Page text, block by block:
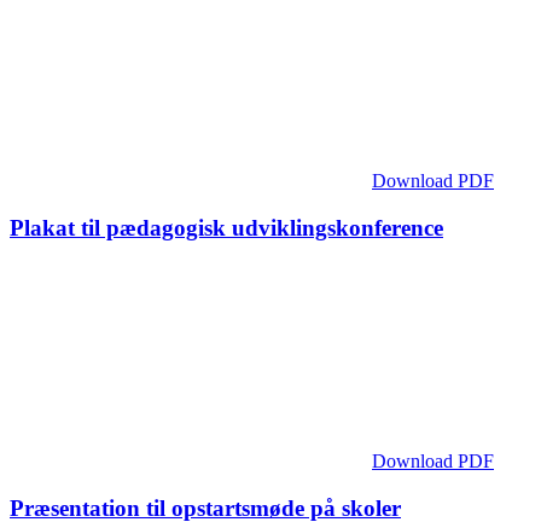
Download PDF
Plakat til pædagogisk udviklingskonference
Download PDF
Præsentation til opstartsmøde på skoler